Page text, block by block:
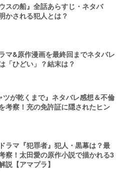
スの船』全話あらすじ・ネタバ
かされる犯人とは？
マ&原作漫画を最終回までネタバレ
「ひどい」？結末は？
ツが乾くまで』ネタバレ感想＆不倫
考察！充の免許証に隠されたヒン
ラマ『犯罪者』犯人・黒幕は？最
察！太田愛の原作小説で描かれる3
説【アマプラ】